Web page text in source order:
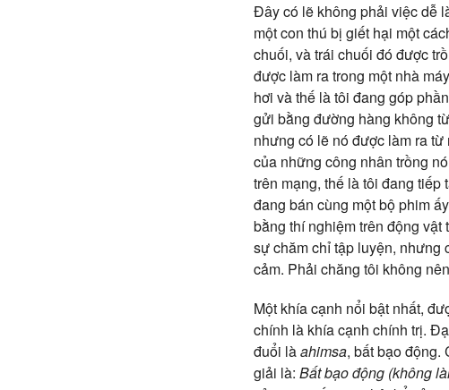
Đây có lẽ không phải việc dễ
một con thú bị giết hại một
chuối, và trái chuối đó được
được làm ra trong một nhà
hơi và thế là tôi đang góp
gửi bằng đường hàng không
nhưng có lẽ nó được làm ra
của những công nhân trồng
trên mạng, thế là tôi đang
đang bán cùng một bộ phim
bằng thí nghiệm trên động
sự chăm chỉ tập luyện, nhưng
cảm. Phải chăng tôi không
Một khía cạnh nổi bật nhất,
chính là khía cạnh chính trị.
đuổi làahimsa, bất bạo động.
giải là: Bất bạo động (không